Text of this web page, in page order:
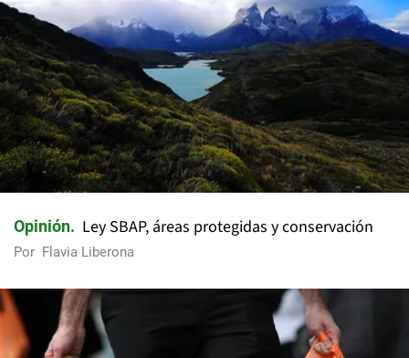
Opinión Ley SBAP, áreas protegidas y conservación
Por Flavia Liberona